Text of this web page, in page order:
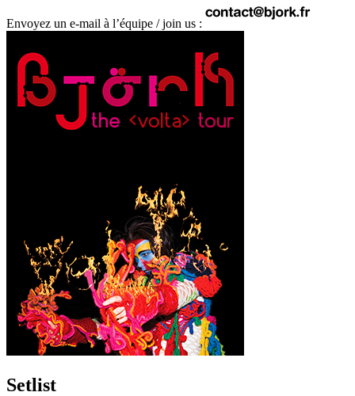
Envoyez un e-mail à l’équipe / join us :
Setlist